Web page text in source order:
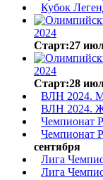
Кубок
Старт:27
Старт:28
ВЛН 2024.
ВЛН 2024.
Чемпионат
Чемпионат
сентября
Лига
Лига